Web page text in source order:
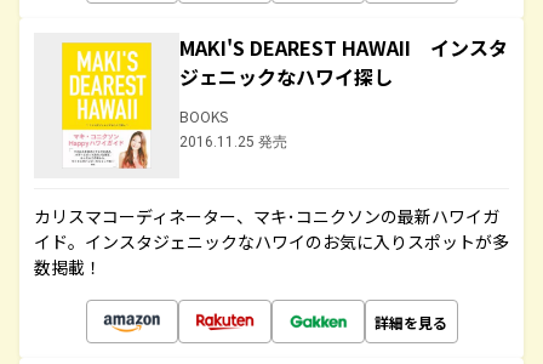
MAKI'S DEAREST HAWAII インスタ
ジェニックなハワイ探し
BOOKS
2016.11.25 発売
カリスマコーディネーター、マキ･コニクソンの最新ハワイガ
イド。インスタジェニックなハワイのお気に入りスポットが多
数掲載！
詳細を見る